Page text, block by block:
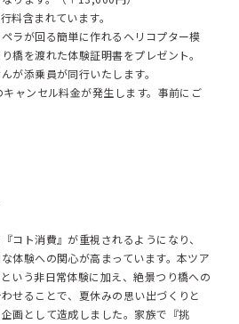
料含まれています。
ラが回る簡単に作れるヘリコプター模
橋を渡れた体験証明書をプレゼント。
が添乗員が同行いたします。
ャンセル料金が発生します。事前にご
コト消費』が重視されるようになり、
体験への関心が高まっています。本ツア
いう非日常体験に加え、絶景つり橋への
せることで、夏休みの思い出づくりと
画として造成しました。家族で『挑